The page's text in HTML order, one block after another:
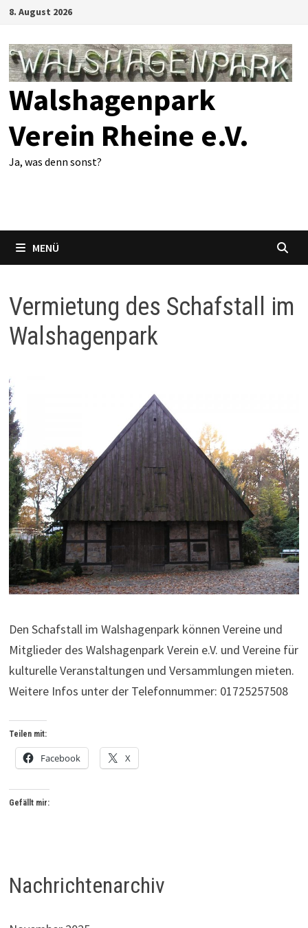
Zum
springen
8. August 2026
Walshagenpark
Verein Rheine e.V.
Ja, was denn sonst?
MENÜ
Vermietung des Schafstall im
Walshagenpark
Den Schafstall im Walshagenpark können Vereine und
Mitglieder des Walshagenpark Verein e.V. und Vereine für
kulturelle Veranstaltungen und Versammlungen mieten.
Weitere Infos unter der Telefonnummer: 01725257508
Teilen mit:
Facebook X
Gefällt mir:
Nachrichtenarchiv